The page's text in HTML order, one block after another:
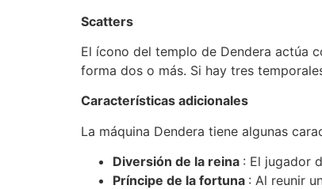
Scatters
El ícono del templo de Dendera actúa
forma dos o más. Si hay tres
Características adicionales
La máquina Dendera tiene algunas
Diversión de la reina : El jugador
Príncipe de la fortuna : Al reunir